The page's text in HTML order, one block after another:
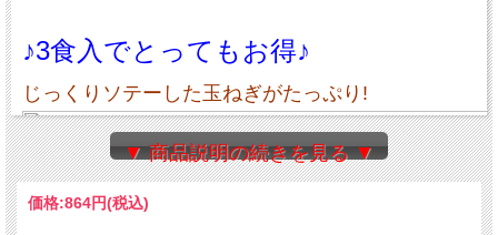
♪3食入でとってもお得♪
じっくりソテーした玉ねぎがたっぷり!
▼ 商品説明の続きを見る ▼
価格:864円(税込)